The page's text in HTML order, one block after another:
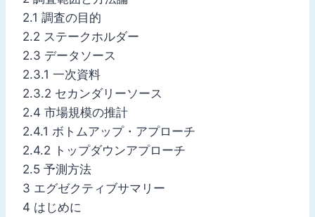
2.1 調査の目的
2.2 ステークホルダー
2.3 データソース
2.3.1 一次資料
2.3.2 セカンダリーソース
2.4 市場規模の推計
2.4.1 ボトムアップ・アプローチ
2.4.2 トップダウンアプローチ
2.5 予測方法
3 エグゼクティブサマリー
4 はじめに